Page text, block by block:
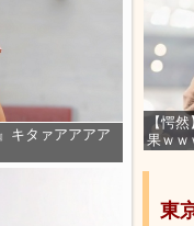
キタァアアアア
【愕
果ｗｗ
東